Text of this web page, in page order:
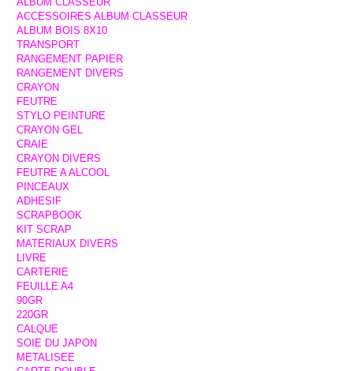
ACCESSOIRES ALBUM CLASSEUR
ALBUM BOIS 8X10
TRANSPORT
RANGEMENT PAPIER
RANGEMENT DIVERS
CRAYON
FEUTRE
STYLO PEINTURE
CRAYON GEL
CRAIE
CRAYON DIVERS
FEUTRE A ALCOOL
PINCEAUX
ADHESIF
SCRAPBOOK
KIT SCRAP
MATERIAUX DIVERS
LIVRE
CARTERIE
FEUILLE A4
90GR
220GR
CALQUE
SOIE DU JAPON
METALISEE